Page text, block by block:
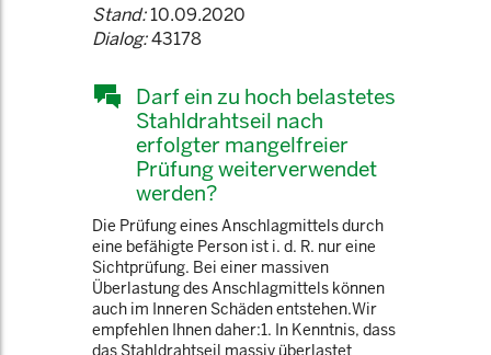
Stand:10.09.2020
Dialog:43178
Darf ein zu hoch belastetes
Stahldrahtseil nach
erfolgter mangelfreier
Prüfung weiterverwendet
werden?
Die Prüfung eines Anschlagmittels durch
eine befähigte Person ist i. d. R. nur eine
Sichtprüfung. Bei einer massiven
Überlastung des Anschlagmittels können
auch im Inneren Schäden entstehen.Wir
empfehlen Ihnen daher:1. In Kenntnis, dass
das Stahldrahtseil massiv überlastet